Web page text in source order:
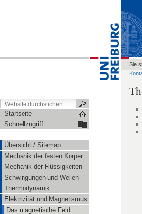
Startseite
Schnellzugriff
Übersicht / Sitemap
Mechanik der festen Körper
Mechanik der Flüssigkeiten
Schwingungen und Wellen
Thermodynamik
Elektrizität und Magnetismus
Das magnetische Feld
Sie